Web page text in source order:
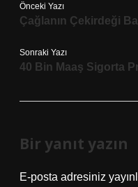
Önceki Yazı
Çağlanın Çekirdeği
Sonraki Yazı
40 Bin Maaş Sigorta
Bir yanıt yazın
E-posta adresiniz